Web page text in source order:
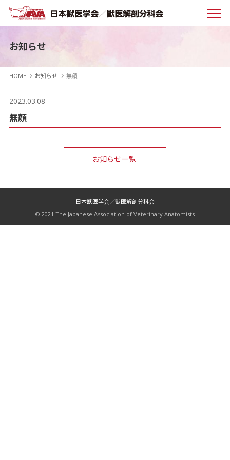
お知らせ
HOME お知らせ 無顔
2023.03.08
無顔
お知らせ一覧
日本獣医学会／獣医解剖分科会
© 2021 The Japanese Association of Veterinary Anatomists